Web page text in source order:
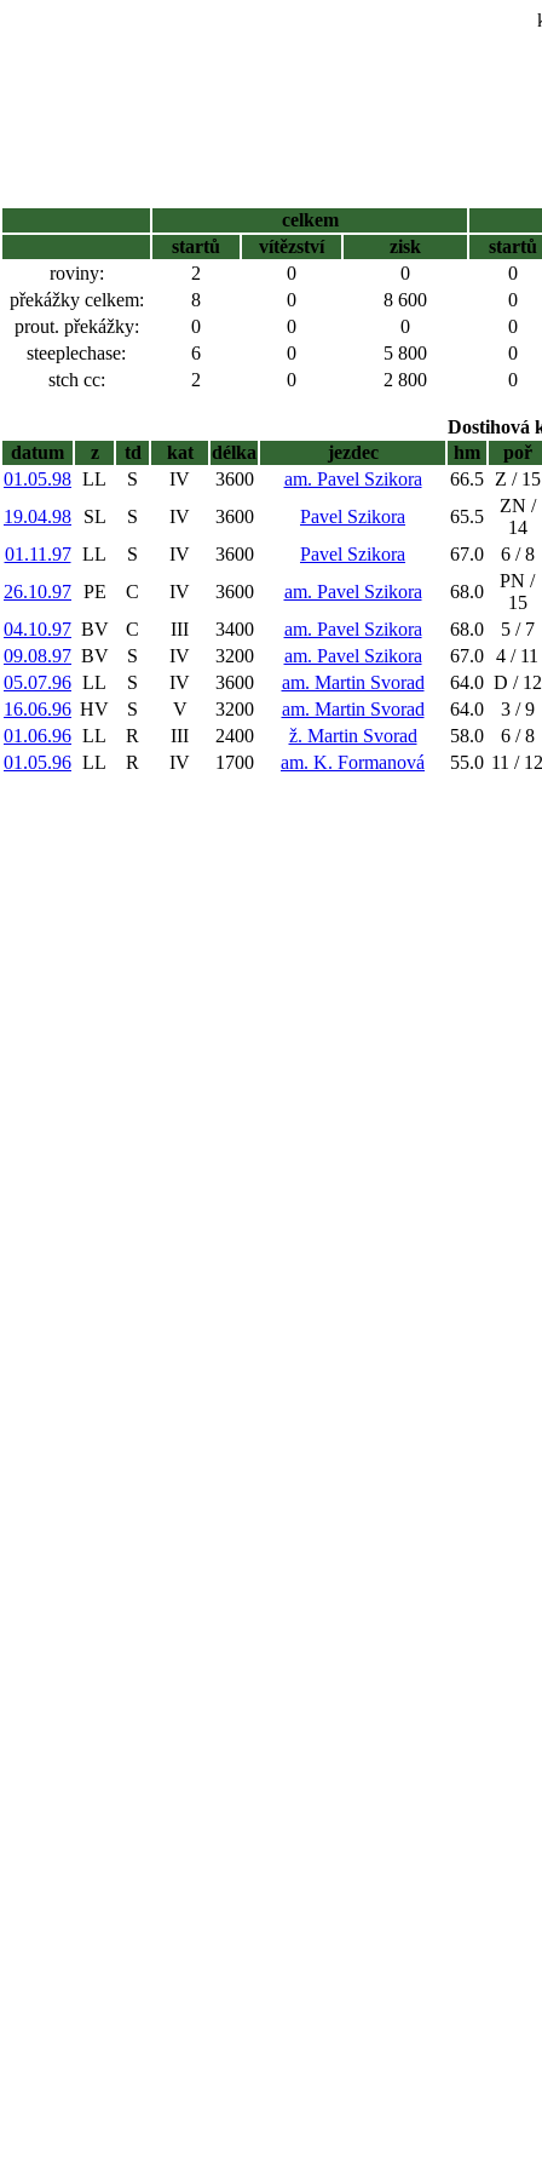
celkem
startů
vítězství zisk
startů
roviny:
2 0 0
0
překážky celkem:
8 0 8 600
0
prout. překážky:
0 0 0
0
steeplechase:
6 0 5 800
0
stch cc:
2 0 2 800 0
Dostihová
datum
z td kat délka jezdec hm
poř
01.05.98 LL S IV 3600 am. Pavel Szikora 66.5 Z / 15
19.04.98
SL S IV 3600 Pavel Szikora 65.5
ZN /
14
01.11.97 LL S IV 3600 Pavel Szikora 67.0
6 / 8
26.10.97 PE C IV 3600 am. Pavel Szikora 68.0
PN /
15
04.10.97 BV C III 3400 am. Pavel Szikora 68.0
5 / 7
09.08.97 BV S IV 3200 am. Pavel Szikora 67.0 4 / 11
05.07.96 LL S IV 3600 am. Martin Svorad 64.0 D / 12
16.06.96 HV S V 3200 am. Martin Svorad 64.0
3 / 9
01.06.96 LL R III 2400 ž. Martin Svorad 58.0
6 / 8
01.05.96 LL R IV 1700 am. K. Formanová 55.0 11 / 12